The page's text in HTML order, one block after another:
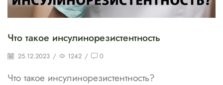
Что такое инсулинорезистентность
25.12.2023 / 1242 / 0
Что такое инсулинорезистентность?